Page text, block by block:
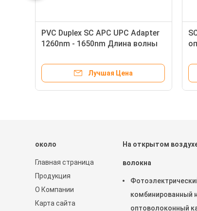
PVC Duplex SC APC UPC Adapter
1260nm - 1650nm Длина волны
Лучшая Цена
около
Главная страница
Продукция
О Компании
Карта сайта
На открытом
волокна
комбинированный
оптоволоконный